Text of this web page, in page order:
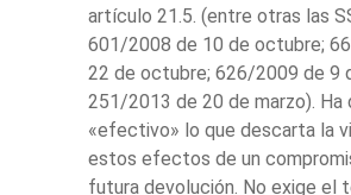
artículo 21.5. (entre otras las
601/2008 de 10 de octubre;
22 de octubre; 626/2009 de 9
251/2013 de 20 de marzo). Ha
«efectivo» lo que descarta la
estos efectos de un
futura devolución. No exige el